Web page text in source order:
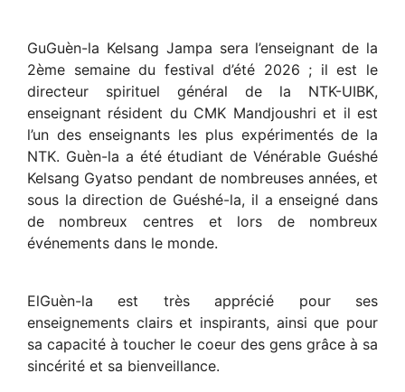
GuGuèn-la Kelsang Jampa sera l’enseignant de la
2ème semaine du festival d’été 2026 ; il est le
directeur spirituel général de la NTK-UIBK,
enseignant résident du CMK Mandjoushri et il est
l’un des enseignants les plus expérimentés de la
NTK. Guèn-la a été étudiant de Vénérable Guéshé
Kelsang Gyatso pendant de nombreuses années, et
sous la direction de Guéshé-la, il a enseigné dans
de nombreux centres et lors de nombreux
événements dans le monde.
ElGuèn-la est très apprécié pour ses
enseignements clairs et inspirants, ainsi que pour
sa capacité à toucher le coeur des gens grâce à sa
sincérité et sa bienveillance.